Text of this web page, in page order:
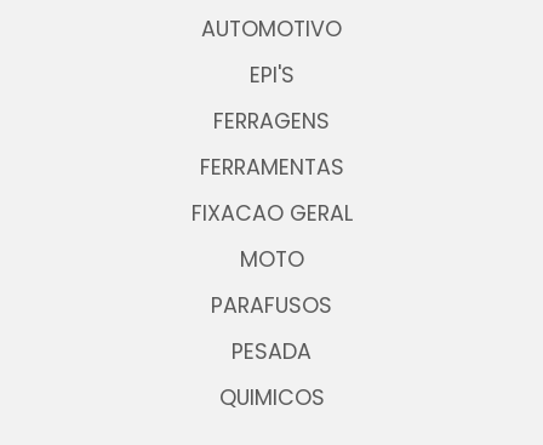
AUTOMOTIVO
EPI'S
FERRAGENS
FERRAMENTAS
FIXACAO GERAL
MOTO
PARAFUSOS
PESADA
QUIMICOS